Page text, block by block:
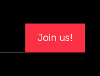
Join us!